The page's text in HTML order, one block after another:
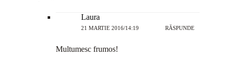
Laura
21 MARTIE 2016/14:19 RĂSPUNDE
Multumesc frumos!